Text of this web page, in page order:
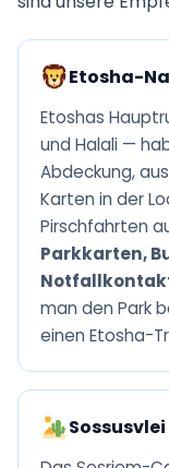
Etosha-
Etoshas
und Halali —
Abdeckung,
Karten in der
Pirschfahrten
Parkkarten,
man den Park
einen Etosha-